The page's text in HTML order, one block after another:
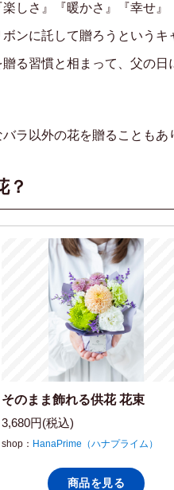
しさ』『暖かさ』『幸せ』
ンに託して贈ろうというキ
る習慣と相まって、父の日
ラ以外の花を贈ることもあ
？
そのまま飾れる供花 花束
3,680円(税込)
shop： HanaPrime（ハナプライム）
商品を見る